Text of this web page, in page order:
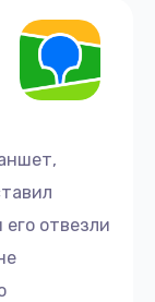
его отвезли